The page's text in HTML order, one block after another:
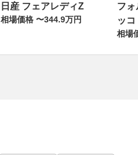
日産 フェアレディZ
相場価格 〜344.9万円
フォ
ッコ
相場